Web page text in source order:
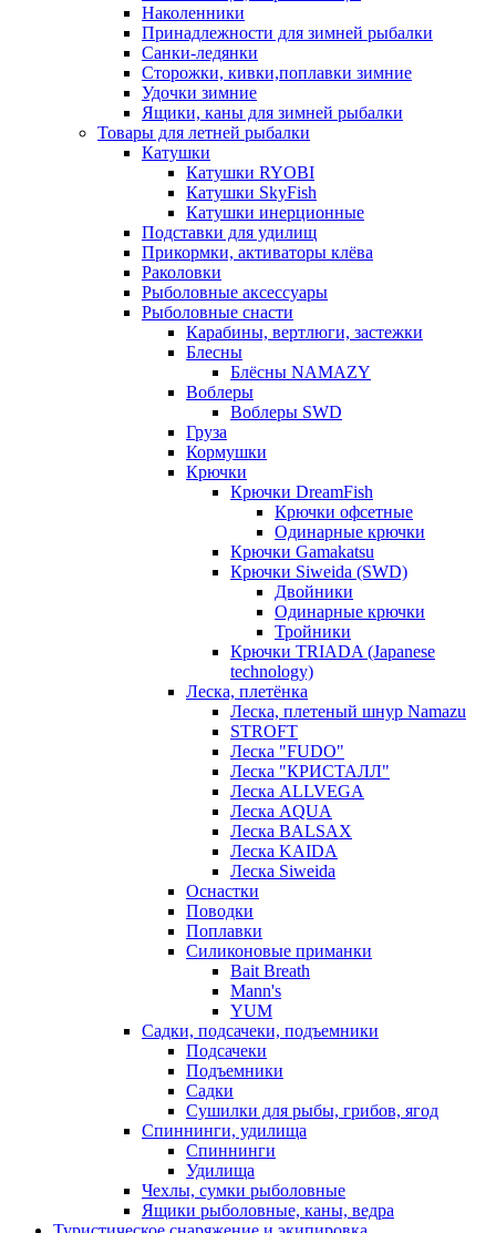
Наколенники
Принадлежности для зимней рыбалки
Санки-ледянки
Сторожки, кивки,поплавки зимние
Удочки зимние
Ящики, каны для зимней рыбалки
Товары для летней рыбалки
Катушки
Катушки RYOBI
Катушки SkyFish
Катушки инерционные
Подставки для удилищ
Прикормки, активаторы клёва
Раколовки
Рыболовные аксессуары
Рыболовные снасти
Карабины, вертлюги, застежки
Блесны
Блёсны NAMAZY
Воблеры
Воблеры SWD
Груза
Кормушки
Крючки
Крючки DreamFish
Крючки офсетные
Одинарные крючки
Крючки Gamakatsu
Крючки Siweida (SWD)
Двойники
Одинарные крючки
Тройники
Крючки TRIADA (Japanese
technology)
Леска, плетёнка
Леска, плетеный шнур Namazu
STROFT
Леска "FUDO"
Леска "КРИСТАЛЛ"
Леска ALLVEGA
Леска AQUA
Леска BALSAX
Леска KAIDA
Леска Siweida
Оснастки
Поводки
Поплавки
Силиконовые приманки
Bait Breath
Mann's
YUM
Садки, подсачеки, подъемники
Подсачеки
Подъемники
Садки
Сушилки для рыбы, грибов, ягод
Спиннинги, удилища
Спиннинги
Удилища
Чехлы, сумки рыболовные
Ящики рыболовные, каны, ведра